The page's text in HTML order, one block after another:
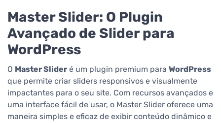
Master Slider: O Plugin
Avançado de Slider para
WordPress
O Master Slider é um plugin premium para WordPress
que permite criar sliders responsivos e visualmente
impactantes para o seu site. Com recursos avançados e
uma interface fácil de usar, o Master Slider oferece uma
maneira simples e eficaz de exibir conteúdo dinâmico e